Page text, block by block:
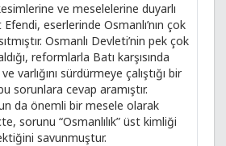
ve meselelerine duyarlı
eserlerinde Osmanlı’nın çok
Osmanlı Devleti’nin pek çok
reformlarla Batı karşısında
varlığını sürdürmeye çalıştığı bir
sorunlara cevap aramıştır.
da önemli bir mesele olarak
sorunu “Osmanlılık” üst kimliği
savunmuştur.